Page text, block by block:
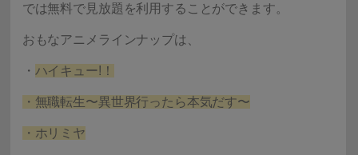
では無料で見放題を利用することができます。
おもなアニメラインナップは、
・ ハイキュー!！
・無職転生〜異世界行ったら本気だす〜
・ホリミヤ